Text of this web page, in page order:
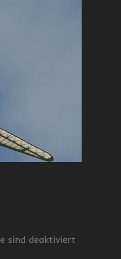
sind deaktiviert